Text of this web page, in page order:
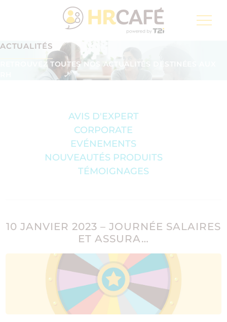
Groupe T2i, un spécialiste pour la transformation
numérique de la Poste Suisse
Inscription à la newsletter
ACTUALITÉS
RETROUVEZ TOUTES NOS ACTUALITÉS DESTINÉES AUX
AVIS D'EXPERT
CORPORATE
EVÉNEMENTS
NOUVEAUTÉS PRODUITS
TÉMOIGNAGES
10 JANVIER 2023 – JOURNÉE SALAIRES
ET ASSURA…